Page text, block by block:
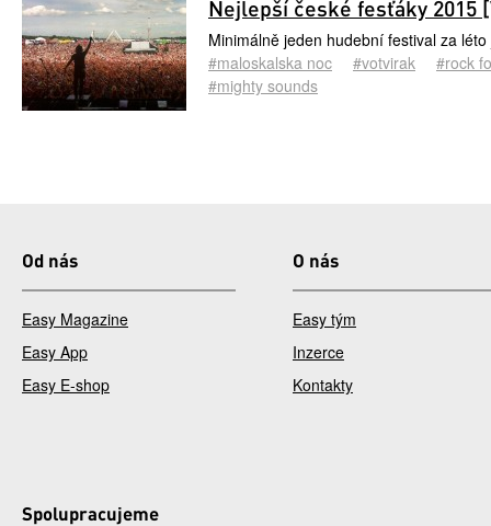
Nejlepší české fesťáky 2015
Minimálně jeden hudební festival za
#maloskalska noc
#votvirak
#rock
#mighty sounds
Od nás
Easy Magazine
Easy App
Easy E-shop
O nás
Easy tým
Inzerce
Kontakty
Spolupracujeme